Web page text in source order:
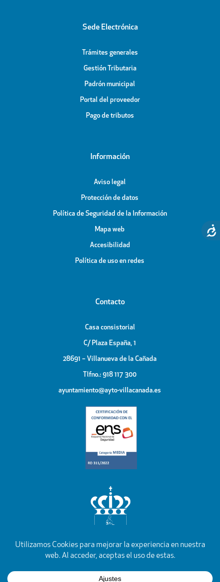
Sede Electrónica
Trámites generales
Gestión Tributaria
Padrón municipal
Portal del proveedor
Pago de tributos
Información
Aviso legal
Protección de datos
Política de Seguridad de la Información
Mapa web
Accesibilidad
Política de uso en redes
Contacto
Casa consistorial
C/ Plaza España, 1
28691 – Villanueva de la Cañada
Tlfno.: 918 117 300
ayuntamiento@ayto-villacanada.es